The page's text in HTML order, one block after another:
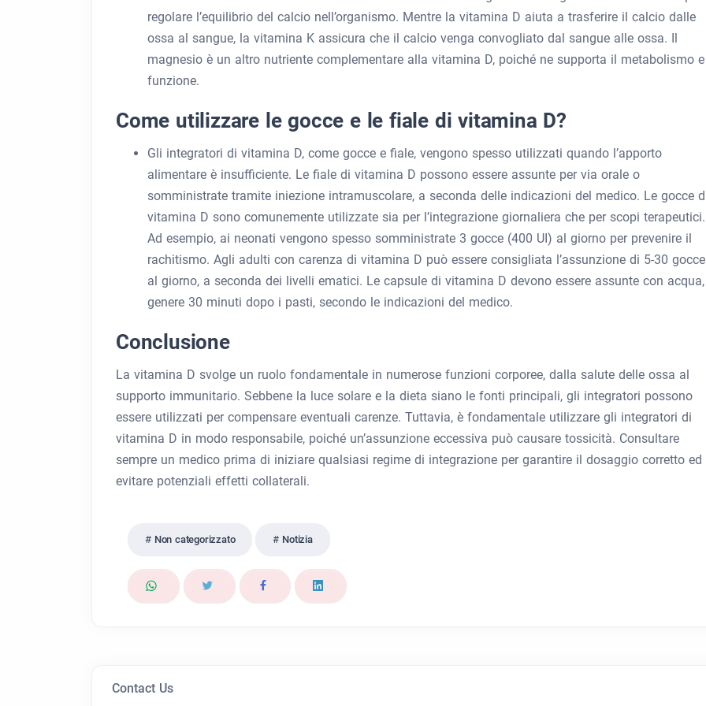
regolare l’equilibrio del calcio nell’organismo. Mentre la vitamina D aiuta a trasferire il calcio dalle
ossa al sangue, la vitamina K assicura che il calcio venga convogliato dal sangue alle ossa. Il
magnesio è un altro nutriente complementare alla vitamina D, poiché ne supporta il metabolismo
funzione.
Come utilizzare le gocce e le fiale di vitamina D?
Gli integratori di vitamina D, come gocce e fiale, vengono spesso utilizzati quando l’apporto
alimentare è insufficiente. Le fiale di vitamina D possono essere assunte per via orale o
somministrate tramite iniezione intramuscolare, a seconda delle indicazioni del medico. Le gocce
vitamina D sono comunemente utilizzate sia per l’integrazione giornaliera che per scopi terapeutici.
Ad esempio, ai neonati vengono spesso somministrate 3 gocce (400 UI) al giorno per prevenire il
rachitismo. Agli adulti con carenza di vitamina D può essere consigliata l’assunzione di 5-30 gocce
al giorno, a seconda dei livelli ematici. Le capsule di vitamina D devono essere assunte con
genere 30 minuti dopo i pasti, secondo le indicazioni del medico.
Conclusione
La vitamina D svolge un ruolo fondamentale in numerose funzioni corporee, dalla salute delle ossa al
supporto immunitario. Sebbene la luce solare e la dieta siano le fonti principali, gli integratori possono
essere utilizzati per compensare eventuali carenze. Tuttavia, è fondamentale utilizzare gli integratori di
vitamina D in modo responsabile, poiché un’assunzione eccessiva può causare tossicità. Consultare
sempre un medico prima di iniziare qualsiasi regime di integrazione per garantire il dosaggio corretto ed
evitare potenziali effetti collaterali.
Non categorizzato Notizia
Contact Us